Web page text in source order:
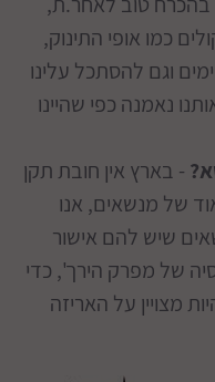
כמו אופי התינוק,
וגם להסתכל עלינו
נאמנה כפי שהיינו
- בארץ אין חובת תקן
של מנשאים, אנו
שיש להם אישור
של מפרק הירך', כדי
מצויין על האריזה